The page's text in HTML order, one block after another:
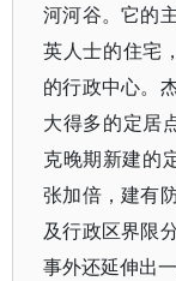
河河谷。它的
英人士的住宅
的行政中心。
大得多的定居
克晚期新建的
张加倍，建有
及行政区界限
事外还延伸出